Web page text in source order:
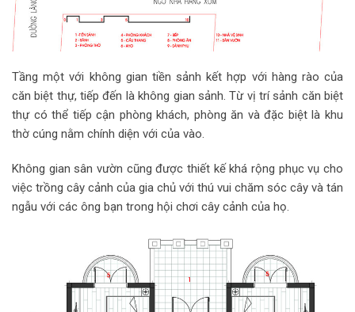
Tầng một với không gian tiền sảnh kết hợp với hàng rào của
căn biệt thự, tiếp đến là không gian sảnh. Từ vị trí sảnh căn biệt
thự có thể tiếp cận phòng khách, phòng ăn và đặc biệt là khu
thờ cúng nằm chính diện với của vào.
Không gian sân vườn cũng được thiết kế khá rộng phục vụ cho
việc trồng cây cảnh của gia chủ với thú vui chăm sóc cây và tán
ngẫu với các ông bạn trong hội chơi cây cảnh của họ.